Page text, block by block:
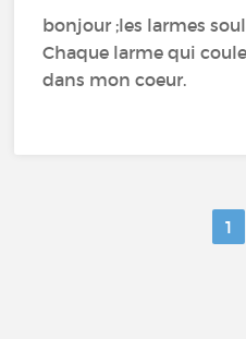
bonjour ;les larmes
Chaque larme qui
dans mon coeur.
1